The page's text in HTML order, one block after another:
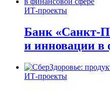
ИТ-проекты
Банк «Санкт-
и инновации в
ИТ-проекты